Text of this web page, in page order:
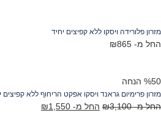
פלורידה ויסקו ללא קפיצים יחיד
מ- ₪865
הנחה
פרימיום גראנד ויסקו אפקט הריחוף ללא קפיצים
מ- ₪3,100 החל מ- ₪1,550